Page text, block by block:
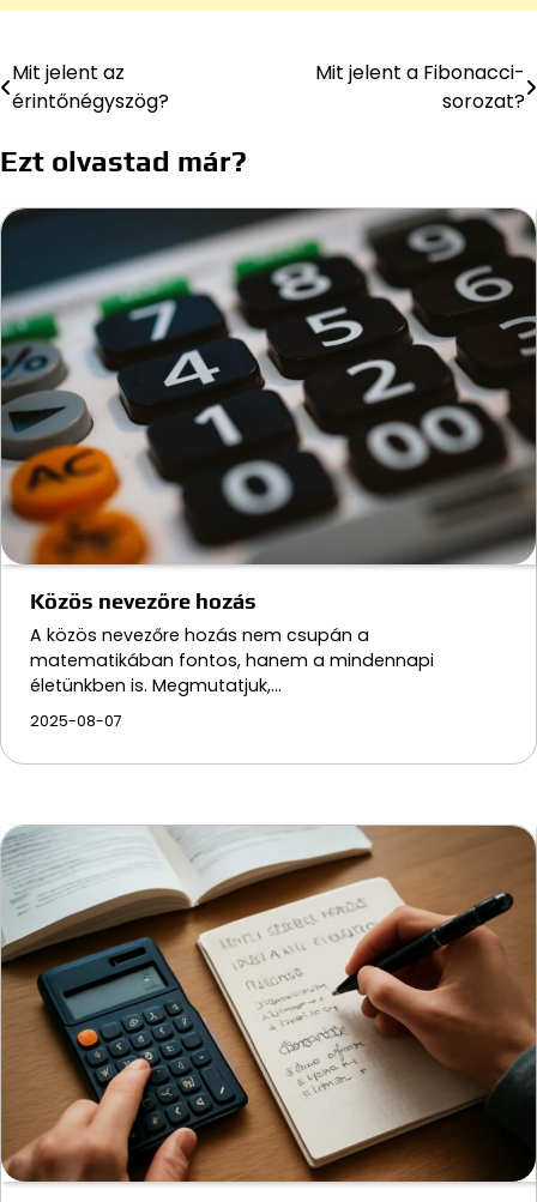
Bejegyzés
navigáció
Mit jelent az
érintőnégyszög?
Mit jelent a Fibonacci-
sorozat?
Ezt olvastad már?
Közös nevezőre hozás
A közös nevezőre hozás nem csupán a
matematikában fontos, hanem a mindennapi
életünkben is. Megmutatjuk,…
2025-08-07